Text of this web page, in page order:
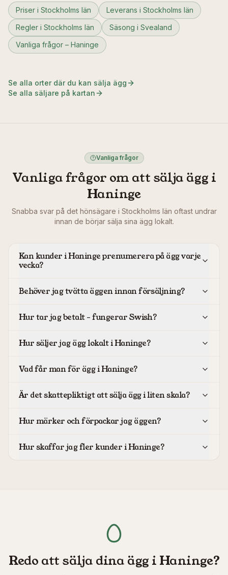
Priser i Stockholms län
Leverans i Stockholms län
Regler i Stockholms län
Säsong i Svealand
Vanliga frågor – Haninge
Se alla orter där du kan sälja ägg
Se alla säljare på kartan
Vanliga frågor
Vanliga frågor om att sälja ägg i
Haninge
Snabba svar på det hönsägare i Stockholms län oftast undrar
innan de börjar sälja sina ägg lokalt.
Kan kunder i Haninge prenumerera på ägg varje
vecka?
Behöver jag tvätta äggen innan försäljning?
Hur tar jag betalt – fungerar Swish?
Hur säljer jag ägg lokalt i Haninge?
Vad får man för ägg i Haninge?
Är det skattepliktigt att sälja ägg i liten skala?
Hur märker och förpackar jag äggen?
Hur skaffar jag fler kunder i Haninge?
Redo att sälja dina ägg i Haninge?